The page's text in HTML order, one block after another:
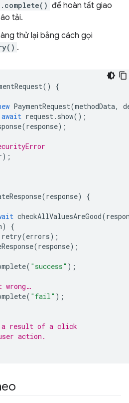
.complete() để hoàn tất giao
tải.
thử lại bằng cách gọi
.
()
{
PaymentRequest(methodData,
await request. show();
(response);
);
(response)
{
checkAllValuesAreGood(
)
{
retry(errors);
(response);
( "success" );
wrong…
( "fail" );
a result of a click
action.